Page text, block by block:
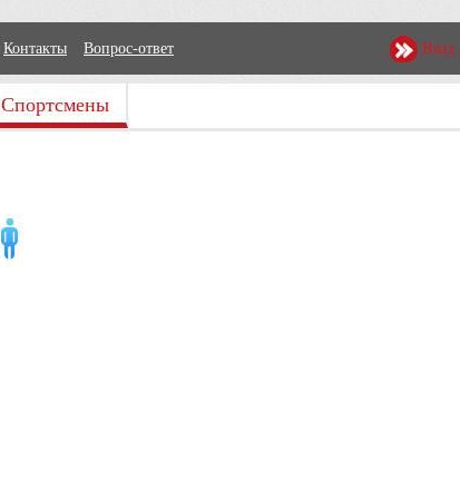
Контакты Вопрос-ответ Вход
Спортсмены